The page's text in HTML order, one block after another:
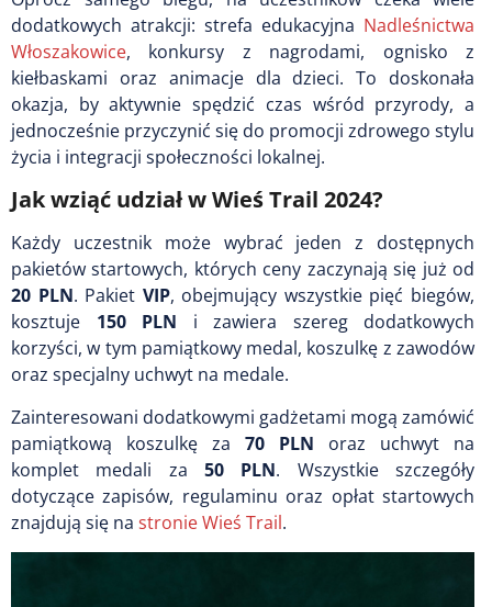
dodatkowych atrakcji: strefa edukacyjna Nadleśnictwa
Włoszakowice, konkursy z nagrodami, ognisko z
kiełbaskami oraz animacje dla dzieci. To doskonała
okazja, by aktywnie spędzić czas wśród przyrody, a
jednocześnie przyczynić się do promocji zdrowego stylu
życia i integracji społeczności lokalnej.
Jak wziąć udział w Wieś Trail 2024?
Każdy uczestnik może wybrać jeden z dostępnych
pakietów startowych, których ceny zaczynają się już od
20 PLN. Pakiet VIP, obejmujący wszystkie pięć biegów,
kosztuje 150 PLN i zawiera szereg dodatkowych
korzyści, w tym pamiątkowy medal, koszulkę z zawodów
oraz specjalny uchwyt na medale.
Zainteresowani dodatkowymi gadżetami mogą zamówić
pamiątkową koszulkę za 70 PLN oraz uchwyt na
komplet medali za 50 PLN. Wszystkie szczegóły
dotyczące zapisów, regulaminu oraz opłat startowych
znajdują się na stronie Wieś Trail.